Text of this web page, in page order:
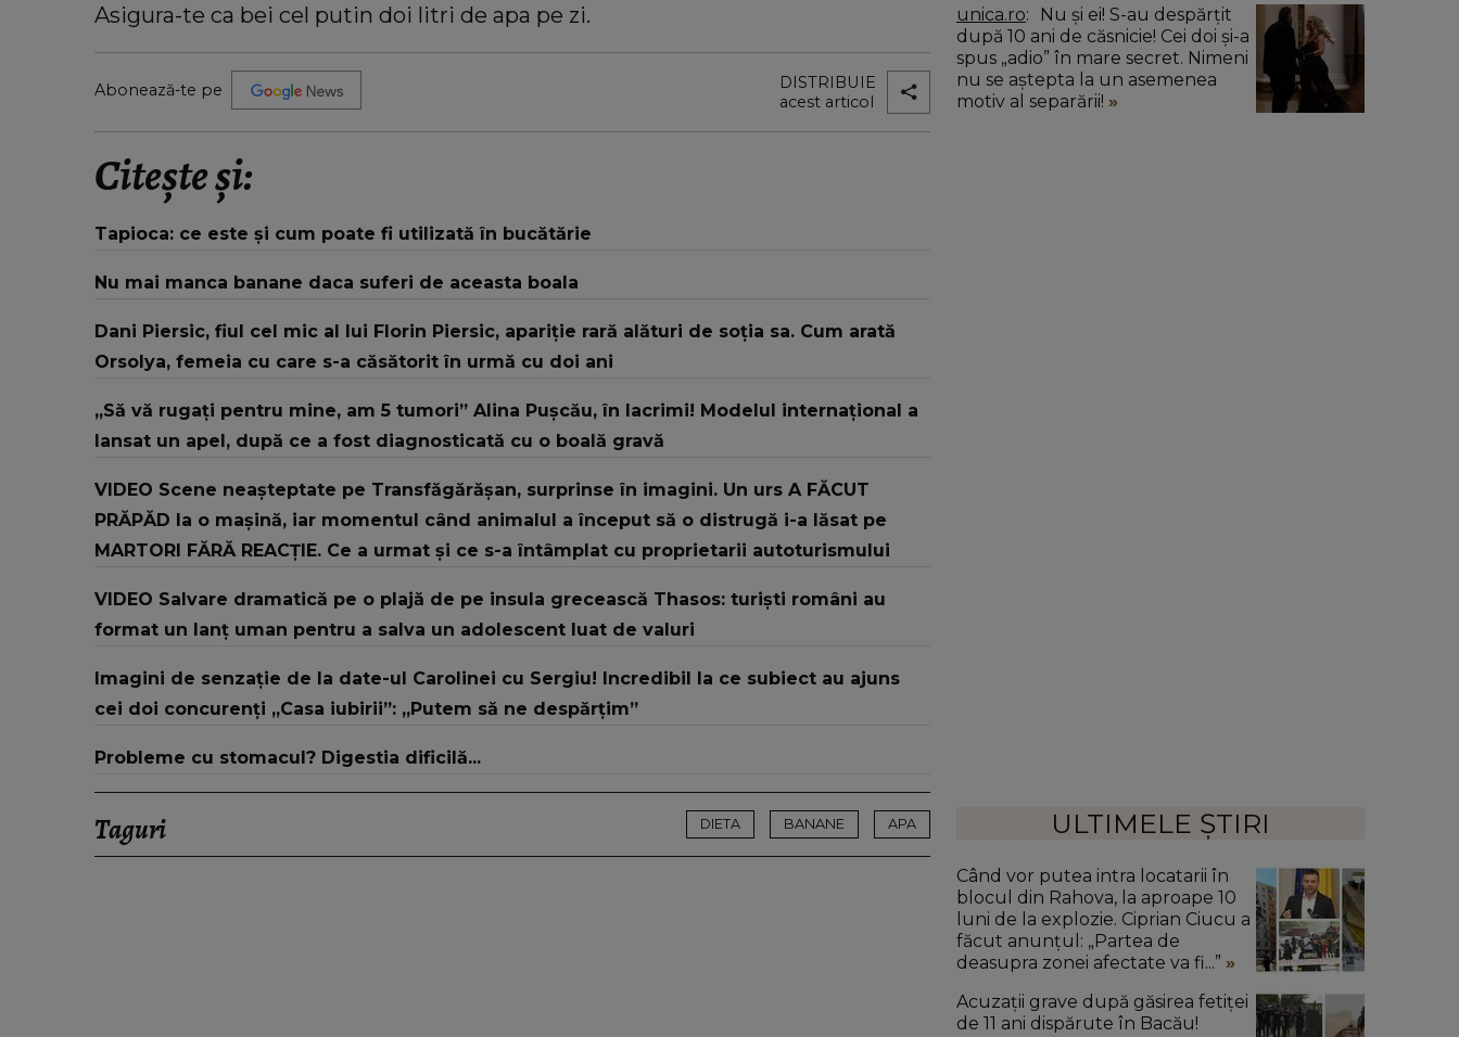
Asigura-te ca bei cel putin doi litri de apa pe zi.
Abonează-te pe
DISTRIBUIE
acest articol
Citește și:
Tapioca: ce este și cum poate fi utilizată în bucătărie
Nu mai manca banane daca suferi de aceasta boala
Dani Piersic, fiul cel mic al lui Florin Piersic, apariție rară alături de soția sa. Cum arată
Orsolya, femeia cu care s-a căsătorit în urmă cu doi ani
„Să vă rugați pentru mine, am 5 tumori” Alina Pușcău, în lacrimi! Modelul internațional a
lansat un apel, după ce a fost diagnosticată cu o boală gravă
VIDEO Scene neașteptate pe Transfăgărășan, surprinse în imagini. Un urs A FĂCUT
PRĂPĂD la o mașină, iar momentul când animalul a început să o distrugă i-a lăsat pe
MARTORI FĂRĂ REACȚIE. Ce a urmat și ce s-a întâmplat cu proprietarii autoturismului
VIDEO Salvare dramatică pe o plajă de pe insula grecească Thasos: turiști români au
format un lanț uman pentru a salva un adolescent luat de valuri
Imagini de senzație de la date-ul Carolinei cu Sergiu! Incredibil la ce subiect au ajuns
cei doi concurenți „Casa iubirii”: „Putem să ne despărțim”
Probleme cu stomacul? Digestia dificilă...
Taguri DIETA BANANE APA
unica.ro
după 10 ani de căsnicie! Cei doi și-a
spus „adio” în mare secret. Nimeni
nu se aștepta la un asemenea
motiv al separării!
ULTIMELE ȘTIRI
Când vor putea intra locatarii în
blocul din Rahova, la aproape 10
luni de la explozie. Ciprian Ciucu a
făcut anunțul: „Partea de
deasupra zonei afectate va fi...”
Acuzații grave după găsirea fetiței
de 11 ani dispărute în Bacău!